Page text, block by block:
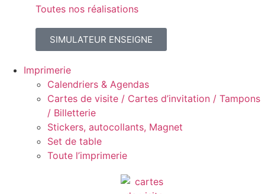
Toutes nos réalisations
SIMULATEUR ENSEIGNE
Imprimerie
Calendriers & Agendas
Cartes de visite / Cartes d’invitation / Tampons
/ Billetterie
Stickers, autocollants, Magnet
Set de table
Toute l’imprimerie